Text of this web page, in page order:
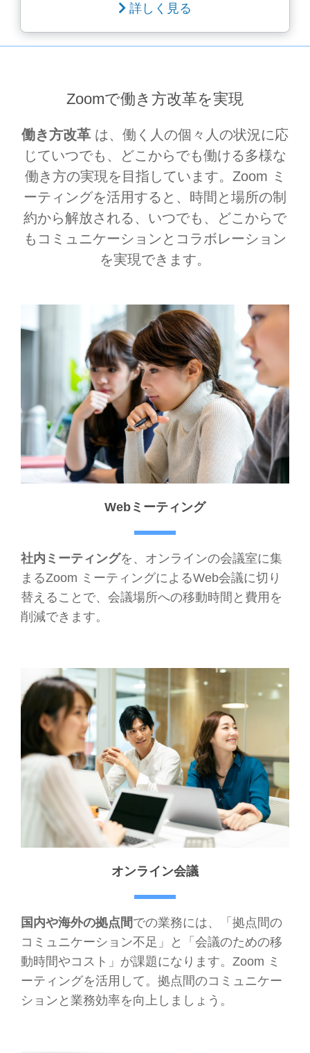
詳しく見る
Zoomで働き方改革を実現
働き方改革 は、働く人の個々人の状況に応
じていつでも、どこからでも働ける多様な
働き方の実現を目指しています。Zoom ミ
ーティングを活用すると、時間と場所の制
約から解放される、いつでも、どこからで
もコミュニケーションとコラボレーション
を実現できます。
Webミーティング
社内ミーティングを、オンラインの会議室に集
まるZoom ミーティングによるWeb会議に切り
替えることで、会議場所への移動時間と費用を
削減できます。
オンライン会議
国内や海外の拠点間での業務には、「拠点間の
コミュニケーション不足」と「会議のための移
動時間やコスト」が課題になります。Zoom ミ
ーティングを活用して。拠点間のコミュニケー
ションと業務効率を向上しましょう。